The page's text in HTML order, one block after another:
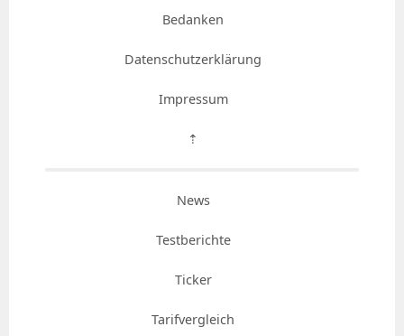
Bedanken
Datenschutzerklärung
Impressum
⇡
News
Testberichte
Ticker
Tarifvergleich